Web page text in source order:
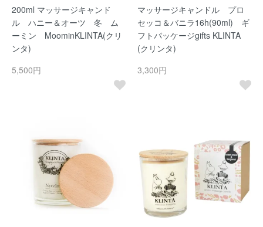
200ml マッサージキャンド
ル ハニー＆オーツ 冬 ム
ーミン MoominKLINTA(クリ
ンタ)
5,500円
マッサージキャンドル プロ
セッコ＆バニラ16h(90ml) ギ
フトパッケージgifts KLINTA
(クリンタ)
3,300円